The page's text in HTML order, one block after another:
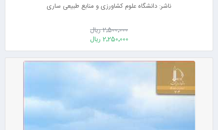
ناشر: دانشگاه علوم کشاورزی و منابع طبیعی ساری
2٬500٬000 ریال
2٬250٬000 ریال